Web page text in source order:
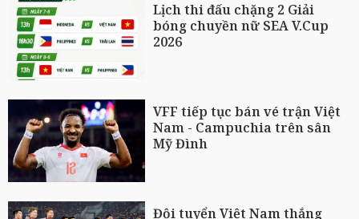
Lịch thi đấu chặng 2 Giải
bóng chuyền nữ SEA V.Cup
2026
VFF tiếp tục bán vé trận Việt
Nam - Campuchia trên sân
Mỹ Đình
Đội tuyển Việt Nam thắng